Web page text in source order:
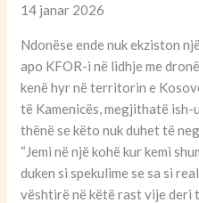
14 janar 2026
Ndonëse ende nuk ekziston
apo KFOR-i në lidhje me
kenë hyr në territorin e
të Kamenicës, megjithatë ish-
thënë se këto nuk duhet të
“Jemi në një kohë kur kemi
duken si spekulime se sa si
vështirë në këtë rast vije deri